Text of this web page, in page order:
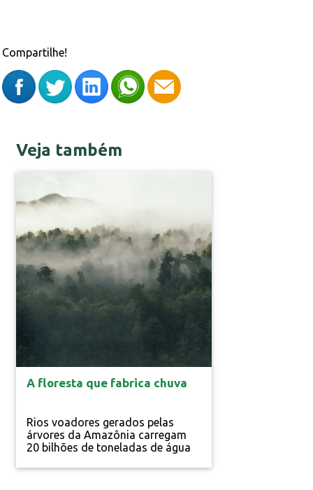
Compartilhe!
Veja também
A floresta que fabrica chuva
Rios voadores gerados pelas
árvores da Amazônia carregam
20 bilhões de toneladas de água
da vida com a atmosfera. Por